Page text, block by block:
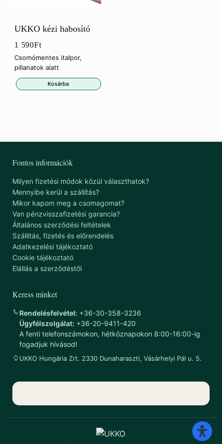
UKKO kézi habosító
1 590Ft
Csomómentes italpor,
pillanatok alatt
Kosárba
Fontos információk
Milyen fizetési módok közül választhatok?
Mennyibe kerül a szállítás?
Mikor kapom meg a csomagomat?
Van pénzvisszafizetési garancia?
Általános szerződési feltételek
Szállítás, fizetés és előrendelés
Adatkezelési tájékoztató
Cookie tájékoztató
Elállás a szerződéstől
Keress minket
Rendelésfelvétel: +36-30-358-3236
Ügyfélszolgálat: +36-20-9411-420
A fenti telefonszámokon, hétköznapokon 8:00-16:00-ig
fogadjuk hívásod!
UKKO Hungária Zrt. 2330 Dunaharaszti, Vásárhelyi Pál u. 5.